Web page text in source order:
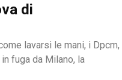
di
lavarsi le mani, i Dpcm,
fuga da Milano, la